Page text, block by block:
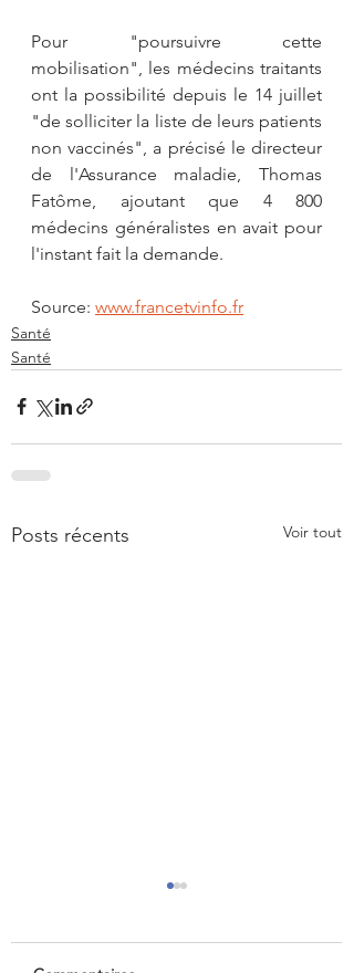
Pour "poursuivre cette
mobilisation", les médecins traitants
ont la possibilité depuis le 14 juillet
"de solliciter la liste de leurs patients
non vaccinés", a précisé le directeur
de l'Assurance maladie, Thomas
Fatôme, ajoutant que 4 800
médecins généralistes en avait pour
l'instant fait la demande.
Source: www.francetvinfo.fr
Santé
Santé
Posts récents Voir tout